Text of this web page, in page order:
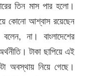
তিন মাস পার হলো।
কোনো আশ্বাস রয়েছেন
না। বাংলাদেশের
টাকা ছাপিয়ে এই
অবস্থায় নিয়ে গেছে।